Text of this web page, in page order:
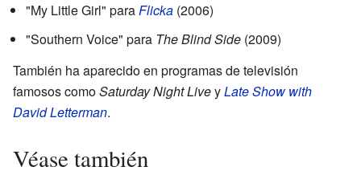
"My Little Girl" paraFlicka (2006)
"Southern Voice" para The Blind Side (2009)
También ha aparecido en programas de televisión
famosos comoSaturday Night LiveyLate Show with
David Letterman.
Véase también